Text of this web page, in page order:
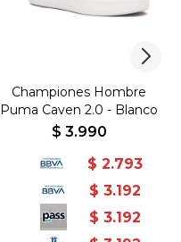
Championes Hombre
Puma Caven 2.0 - Blanco
$ 3.990
$ 2.793
$ 3.192
$ 3.192